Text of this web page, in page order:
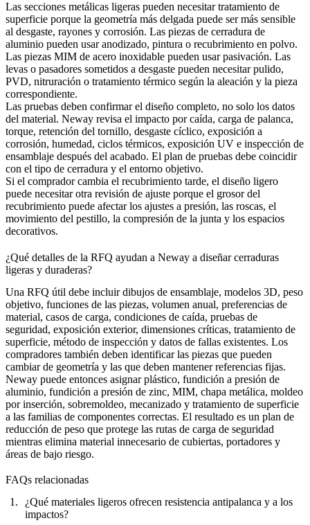
Las secciones metálicas ligeras pueden necesitar tratamiento de
superficie porque la geometría más delgada puede ser más sensible
al desgaste, rayones y corrosión. Las piezas de cerradura de
aluminio pueden usar anodizado, pintura o recubrimiento en polvo.
Las piezas MIM de acero inoxidable pueden usar pasivación. Las
levas o pasadores sometidos a desgaste pueden necesitar pulido,
PVD, nitruración o tratamiento térmico según la aleación y la pieza
correspondiente.
Las pruebas deben confirmar el diseño completo, no solo los datos
del material. Neway revisa el impacto por caída, carga de palanca,
torque, retención del tornillo, desgaste cíclico, exposición a
corrosión, humedad, ciclos térmicos, exposición UV e inspección de
ensamblaje después del acabado. El plan de pruebas debe coincidir
con el tipo de cerradura y el entorno objetivo.
Si el comprador cambia el recubrimiento tarde, el diseño ligero
puede necesitar otra revisión de ajuste porque el grosor del
recubrimiento puede afectar los ajustes a presión, las roscas, el
movimiento del pestillo, la compresión de la junta y los espacios
decorativos.
¿Qué detalles de la RFQ ayudan a Neway a diseñar cerraduras
ligeras y duraderas?
Una RFQ útil debe incluir dibujos de ensamblaje, modelos 3D, peso
objetivo, funciones de las piezas, volumen anual, preferencias de
material, casos de carga, condiciones de caída, pruebas de
seguridad, exposición exterior, dimensiones críticas, tratamiento de
superficie, método de inspección y datos de fallas existentes. Los
compradores también deben identificar las piezas que pueden
cambiar de geometría y las que deben mantener referencias fijas.
Neway puede entonces asignar plástico, fundición a presión de
aluminio, fundición a presión de zinc, MIM, chapa metálica, moldeo
por inserción, sobremoldeo, mecanizado y tratamiento de superficie
a las familias de componentes correctas. El resultado es un plan de
reducción de peso que protege las rutas de carga de seguridad
mientras elimina material innecesario de cubiertas, portadores y
áreas de bajo riesgo.
FAQs relacionadas
¿Qué materiales ligeros ofrecen resistencia antipalanca y a los
impactos?